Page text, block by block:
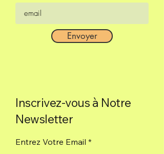
Envoyer
Inscrivez-vous à Notre
Newsletter
Entrez Votre Email